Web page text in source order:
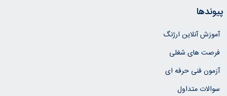
پیوندها
آموزش آنلاین ارژنگ
فرصت های شغلی
آزمون فنی حرفه ای
سوالات متداول